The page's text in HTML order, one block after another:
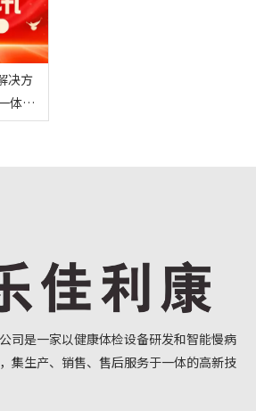
决方
体机
年
司是一家以健康体检设备研发和智能慢病
集生产、销售、售后服务于一体的高新技